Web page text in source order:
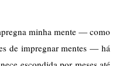
minha mente — como
de impregnar mentes — há